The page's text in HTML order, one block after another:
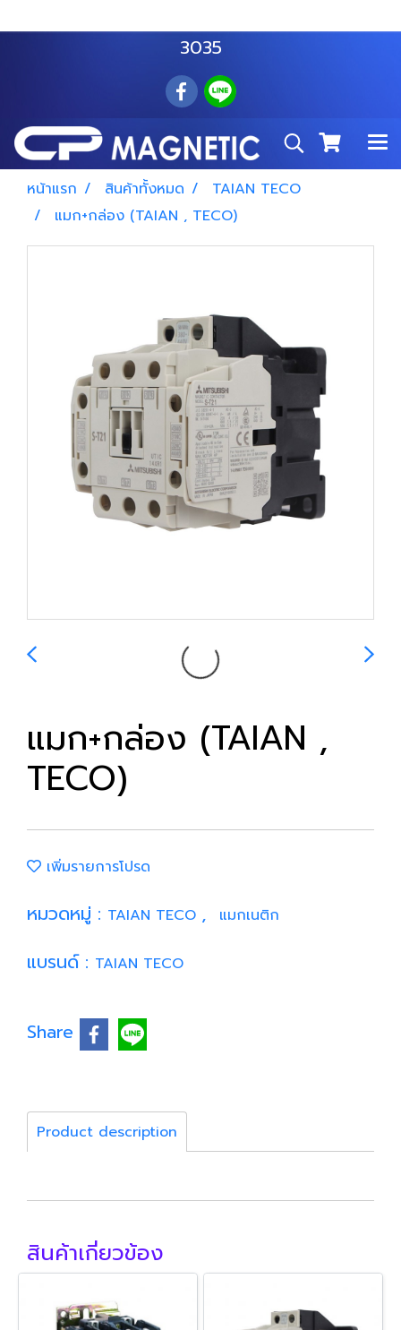
3035
หน้าแรก สินค้าทั้งหมด
TAIAN TECO
แมก+กล่อง (TAIAN , TECO)
แมก+กล่อง (TAIAN ,
TECO)
เพิ่มรายการโปรด
หมวดหมู่ : TAIAN TECO , แมกเนติก
แบรนด์ : TAIAN TECO
Share
Product description
สินค้าเกี่ยวข้อง